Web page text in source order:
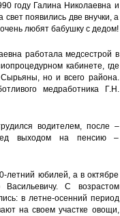
году Галина Николаевна и
появились две внучки, а
любят бабушку с дедом!
работала медсестрой в
кабинете, где
но и всего района.
медработника Г.Н.
водителем, после –
выходом на пенсию –
летний юбилей, а в октябре
С возрастом
в летне-осенний период
на своем участке овощи,